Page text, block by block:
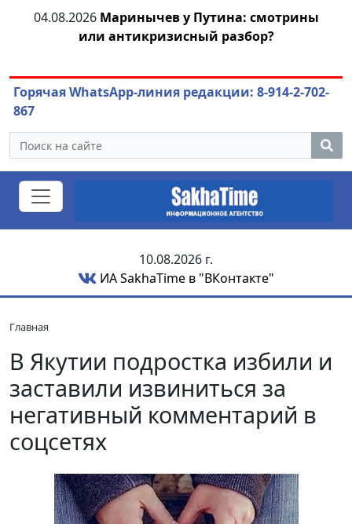
04.08.2026 Маринычев у Путина: смотрины
или антикризисный разбор?
Горячая WhatsApp-линия редакции: 8-914-2-702-
867
10.08.2026 г.
ИА SakhaTime в "ВКонтакте"
Главная
В Якутии подростка избили и
заставили извиниться за
негативный комментарий в
соцсетях